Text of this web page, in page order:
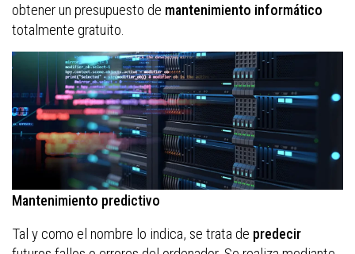
obtener un presupuesto de mantenimiento informático
totalmente gratuito.
Mantenimiento predictivo
Tal y como el nombre lo indica, se trata de predecir